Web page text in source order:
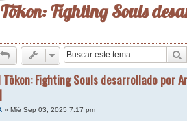
Fighting Souls
Tōkon: Fighting Souls desarrollado por
» Mié Sep 03, 2025 7:17 pm